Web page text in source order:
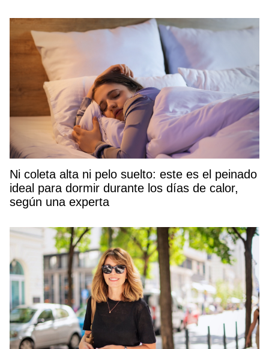
Ni coleta alta ni pelo suelto: este es el peinado
ideal para dormir durante los días de calor,
según una experta